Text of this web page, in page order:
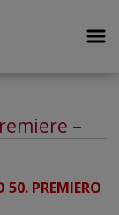
–
50. PREMIERO